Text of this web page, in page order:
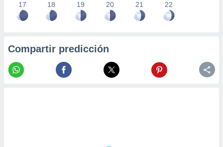
17 18 19 20 21 22
Compartir predicción